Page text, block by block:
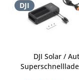
DJI
DJI Solar /